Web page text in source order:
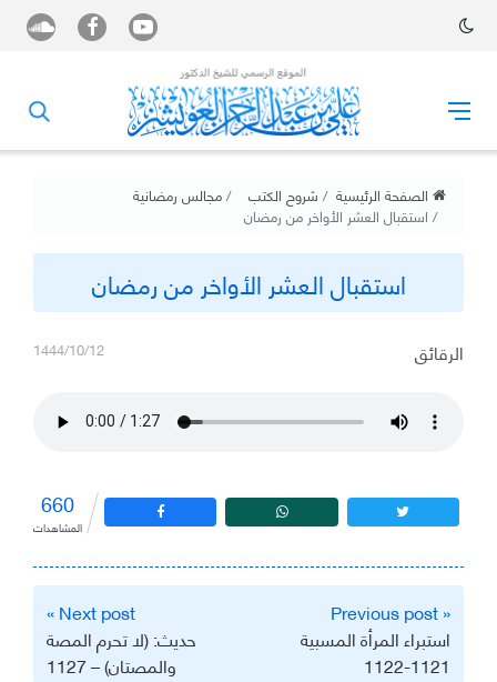
الصفحة الرئيسية شروح الكتب مجالس رمضانية
استقبال العشر الأواخر من رمضان
استقبال العشر الأواخر من رمضان
1444/10/12 الرقائق
660
المشاهدات
تصفّح
المقالات
« Previous post
استبراء المرأة المسبية
1121-1122
Next post »
حديث: (لا تحرم المصة
والمصتان) – 1127